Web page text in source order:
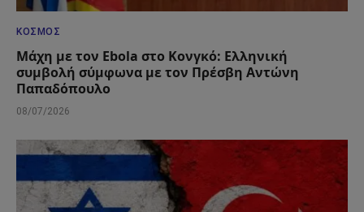
ΚΌΣΜΟΣ
Μάχη με τον Ebola στο Κονγκό: Ελληνική
συμβολή σύμφωνα με τον Πρέσβη Αντώνη
Παπαδόπουλο
08/07/2026